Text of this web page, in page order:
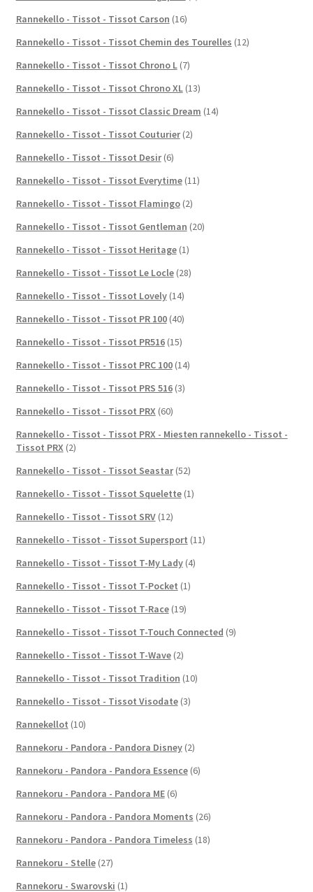
Rannekello - Tissot - Tissot Carson (16)
Rannekello - Tissot - Tissot Chemin des Tourelles (12)
Rannekello - Tissot - Tissot Chrono L (7)
Rannekello - Tissot - Tissot Chrono XL (13)
Rannekello - Tissot - Tissot Classic Dream (14)
Rannekello - Tissot - Tissot Couturier (2)
Rannekello - Tissot - Tissot Desir (6)
Rannekello - Tissot - Tissot Everytime (11)
Rannekello - Tissot - Tissot Flamingo (2)
Rannekello - Tissot - Tissot Gentleman (20)
Rannekello - Tissot - Tissot Heritage (1)
Rannekello - Tissot - Tissot Le Locle (28)
Rannekello - Tissot - Tissot Lovely (14)
Rannekello - Tissot - Tissot PR 100 (40)
Rannekello - Tissot - Tissot PR516 (15)
Rannekello - Tissot - Tissot PRC 100 (14)
Rannekello - Tissot - Tissot PRS 516 (3)
Rannekello - Tissot - Tissot PRX (60)
Rannekello - Tissot - Tissot PRX - Miesten rannekello - Tissot -
Tissot PRX (2)
Rannekello - Tissot - Tissot Seastar (52)
Rannekello - Tissot - Tissot Squelette (1)
Rannekello - Tissot - Tissot SRV (12)
Rannekello - Tissot - Tissot Supersport (11)
Rannekello - Tissot - Tissot T-My Lady (4)
Rannekello - Tissot - Tissot T-Pocket (1)
Rannekello - Tissot - Tissot T-Race (19)
Rannekello - Tissot - Tissot T-Touch Connected (9)
Rannekello - Tissot - Tissot T-Wave (2)
Rannekello - Tissot - Tissot Tradition (10)
Rannekello - Tissot - Tissot Visodate (3)
Rannekellot (10)
Rannekoru - Pandora - Pandora Disney (2)
Rannekoru - Pandora - Pandora Essence (6)
Rannekoru - Pandora - Pandora ME (6)
Rannekoru - Pandora - Pandora Moments (26)
Rannekoru - Pandora - Pandora Timeless (18)
Rannekoru - Stelle (27)
Rannekoru - Swarovski (1)